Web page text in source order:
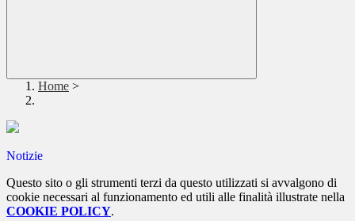
Home >
Notizie
Questo sito o gli strumenti terzi da questo utilizzati si avvalgono di
cookie necessari al funzionamento ed utili alle finalità illustrate nella
COOKIE POLICY.